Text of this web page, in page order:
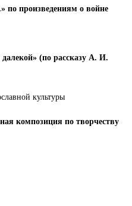
по произведениям о войне
(по рассказу А. И.
культуры
композиция по творчеству